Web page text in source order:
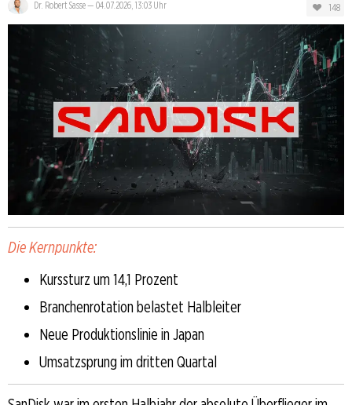
Dr. Robert Sasse— 04.07.2026, 13:03 Uhr 148
Die Kernpunkte:
Kurssturz um 14,1 Prozent
Branchenrotation belastet Halbleiter
Neue Produktionslinie in Japan
Umsatzsprung im dritten Quartal